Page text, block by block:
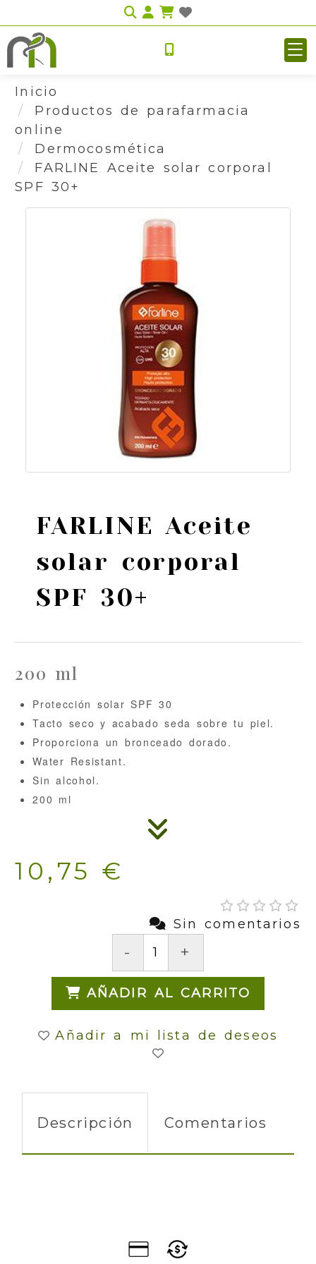
Identifícate
Inicio
Productos de parafarmacia
online
Dermocosmética
FARLINE Aceite solar corporal
SPF 30+
FARLINE Aceite
solar corporal
SPF 30+
200 ml
Protección solar SPF 30
Tacto seco y acabado seda sobre tu piel.
Proporciona un bronceado dorado.
Water Resistant.
Sin alcohol.
200 ml
10,75 €
Sin comentarios
- +
AÑADIR AL CARRITO
Añadir a mi lista de deseos
Descripción Comentarios